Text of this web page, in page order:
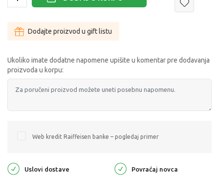
Dodajte proizvod u gift listu
Ukoliko imate dodatne napomene upišite u komentar pre dodavanja
proizvoda u korpu:
Web kredit Raiffeisen banke – pogledaj primer
Uslovi dostave Povraćaj novca